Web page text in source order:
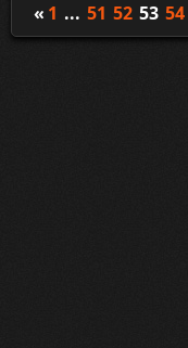
« 1 ... 51 52 53 54